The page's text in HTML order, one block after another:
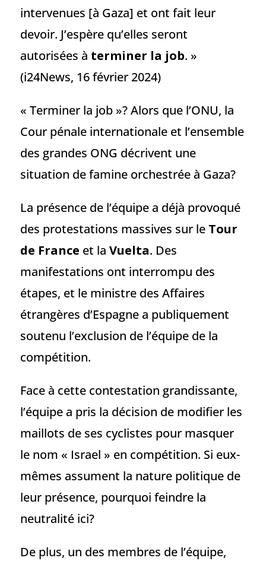
intervenues [à Gaza] et ont fait leur
devoir. J’espère qu’elles seront
autorisées à terminer la job. »
(i24News, 16 février 2024)
« Terminer la job »? Alors que l’ONU, la
Cour pénale internationale et l’ensemble
des grandes ONG décrivent une
situation de famine orchestrée à Gaza?
La présence de l’équipe a déjà provoqué
des protestations massives sur le Tour
de France et la Vuelta. Des
manifestations ont interrompu des
étapes, et le ministre des Affaires
étrangères d’Espagne a publiquement
soutenu l’exclusion de l’équipe de la
compétition.
Face à cette contestation grandissante,
l’équipe a pris la décision de modifier les
maillots de ses cyclistes pour masquer
le nom « Israel » en compétition. Si eux-
mêmes assument la nature politique de
leur présence, pourquoi feindre la
neutralité ici?
De plus, un des membres de l’équipe,